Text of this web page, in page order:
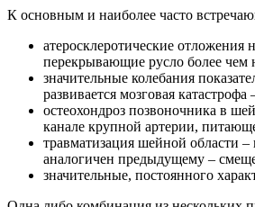
К основным и наиболее часто
атеросклеротические отложения
перекрывающие русло более чем
значительные колебания
развивается мозговая
остеохондроз позвоночника в
канале крупной артерии,
травматизация шейной области
аналогичен предыдущему –
значительные, постоянного